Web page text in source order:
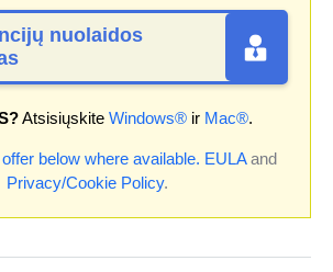
nuolaidos
Atsisiųskite Windows®ir Mac®.
below where available. EULAand
Privacy/Cookie Policy.